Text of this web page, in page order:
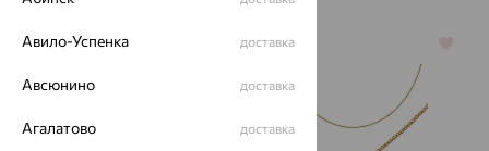
64% 64%
Авило-Успенка доставка
Авсюнино доставка
Агалатово доставка